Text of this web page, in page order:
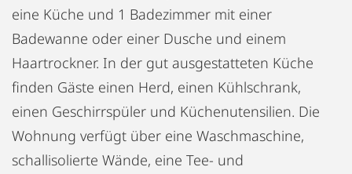
eine Küche und 1 Badezimmer mit einer
Badewanne oder einer Dusche und einem
Haartrockner. In der gut ausgestatteten Küche
finden Gäste einen Herd, einen Kühlschrank,
einen Geschirrspüler und Küchenutensilien. Die
Wohnung verfügt über eine Waschmaschine,
schallisolierte Wände, eine Tee- und